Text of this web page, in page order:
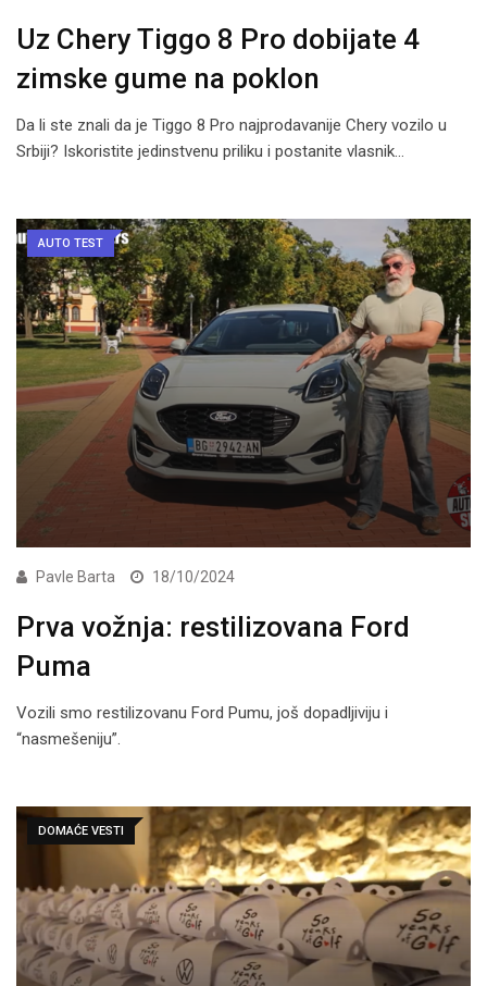
Uz Chery Tiggo 8 Pro dobijate 4
zimske gume na poklon
Da li ste znali da je Tiggo 8 Pro najprodavanije Chery vozilo u
Srbiji? Iskoristite jedinstvenu priliku i postanite vlasnik…
AUTO TEST
Pavle Barta 18/10/2024
Prva vožnja: restilizovana Ford
Puma
Vozili smo restilizovanu Ford Pumu, još dopadljiviju i
“nasmešeniju”.
DOMAĆE VESTI